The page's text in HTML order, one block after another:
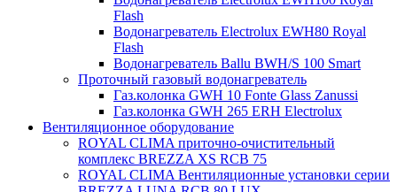
Flash
Водонагреватель Electrolux EWH80 Royal
Flash
Водонагреватель Ballu BWH/S 100 Smart
Проточный газовый водонагреватель
Газ.колонка GWH 10 Fonte Glass Zanussi
Газ.колонка GWH 265 ERH Electrolux
Вентиляционное оборудование
ROYAL CLIMA приточно-очистительный
комплекс BREZZA XS RCB 75
ROYAL CLIMA Вентиляционные установки серии